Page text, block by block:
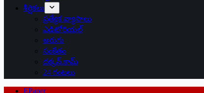
శీర్షికలు
ప్రత్యేక వ్యాసాలు
ఎడిటోరియల్
అరుగు
సంకేతం
దక్కన్.కామ్
24 గంటలు
EPaper